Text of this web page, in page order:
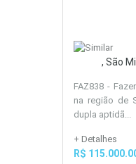
, São
FAZ838 -
na região de
dupla aptidã...
+ Detalhes
R$